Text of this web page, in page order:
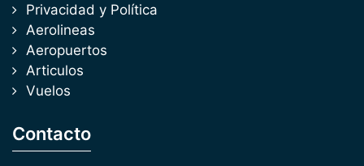
Privacidad y Política
Aerolineas
Aeropuertos
Articulos
Vuelos
Contacto